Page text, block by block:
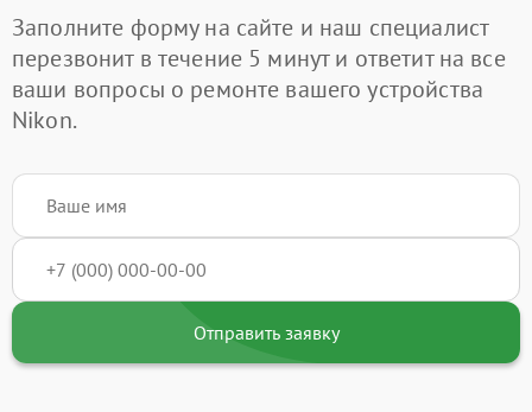
Заполните форму на сайте и наш специалист
перезвонит в течение 5 минут и ответит на все
ваши вопросы о ремонте вашего устройства
Nikon.
Отправить заявку